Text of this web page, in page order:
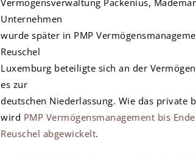
Unternehmen
wurde später in PMP
Reuschel
Luxemburg beteiligte sich an der
es zur
deutschen Niederlassung. Wie das private
wird PMP Vermögensmanagement bis
Reuschel abgewickelt.